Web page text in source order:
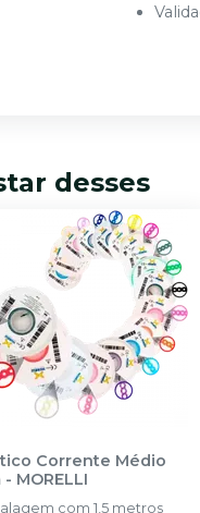
desses
Corrente Médio
- MORELLI
com 1,5 metros